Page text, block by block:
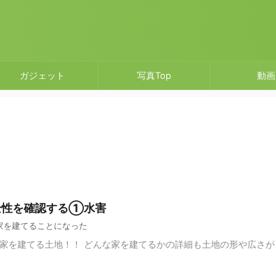
ガジェット 写真Top 動画
性を確認する①水害
を建てることになった
を建てる土地！！ どんな家を建てるかの詳細も土地の形や広さが